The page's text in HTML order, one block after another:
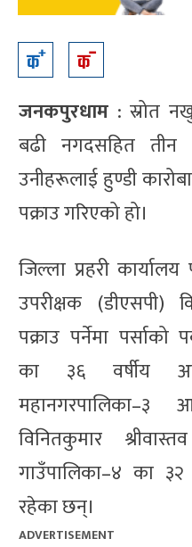
जनकपुरधाम : स्रोत
बढी नगदसहित तीन
उनीहरूलाई हुण्डी
पक्राउ गरिएको हो।
जिल्ला प्रहरी कार्यालय
उपरीक्षक (डीएसपी)
पक्राउ पर्नेमा पर्साको
का ३६ वर्षीय
महानगरपालिका–३
विनितकुमार
गाउँपालिका–४ का ३२
रहेका छन्।
ADVERTISEMENT